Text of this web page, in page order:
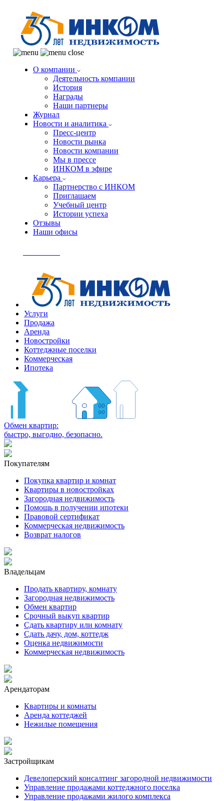
О компании
Деятельность компании
История
Награды
Наши партнеры
Журнал
Новости и аналитика
Пресс-центр
Новости рынка
Новости компании
Мы в прессе
ИНКОМ в эфире
Карьера
Партнерство с ИНКОМ
Приглашаем
Учебный центр
Истории успеха
Отзывы
Наши офисы
Услуги
Продажа
Аренда
Новостройки
Коттеджные поселки
Коммерческая
Ипотека
Обмен квартир:
быстро, выгодно, безопасно.
Покупателям
Покупка квартир и комнат
Квартиры в новостройках
Загородная недвижимость
Помощь в получении ипотеки
Правовой сертификат
Коммерческая недвижимость
Возврат налогов
Владельцам
Продать квартиру, комнату
Загородная недвижимость
Обмен квартир
Срочный выкуп квартир
Сдать квартиру или комнату
Сдать дачу, дом, коттедж
Оценка недвижимости
Коммерческая недвижимость
Арендаторам
Квартиры и комнаты
Аренда коттеджей
Нежилые помещения
Застройщикам
Девелоперский консалтинг загородной недвижимости
Управление продажами коттеджного поселка
Управление продажами жилого комплекса